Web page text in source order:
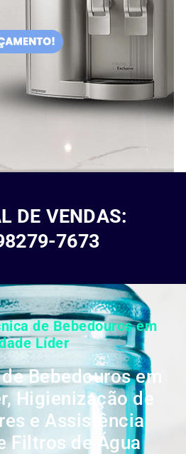
DE VENDAS:
7673
de Bebedouros em
Líder
Bebedouros em
Higienização de
e Assistência
Filtros de Água